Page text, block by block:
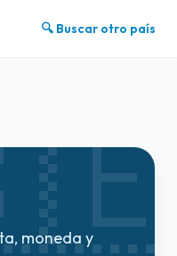
🔍 Buscar otro país
moneda y